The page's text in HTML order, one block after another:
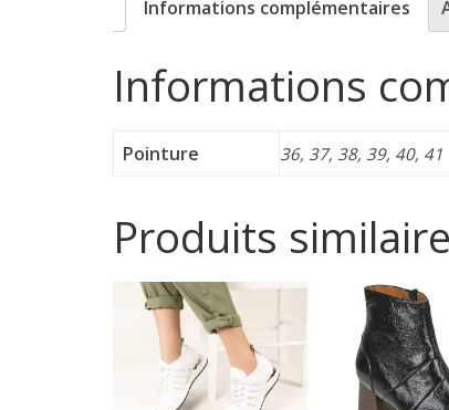
p
o
r
t
e
Informations complémentaires
Informations
Pointure 36, 37, 38, 39, 40, 41
Produits